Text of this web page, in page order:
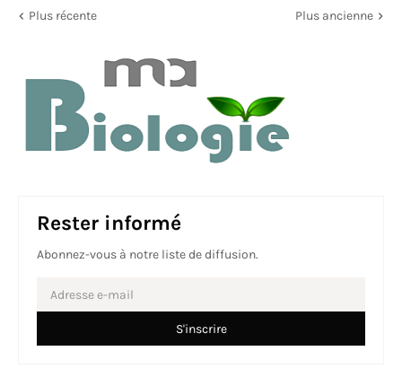
Plus récente Plus ancienne
Rester informé
Abonnez-vous à notre liste de diffusion.